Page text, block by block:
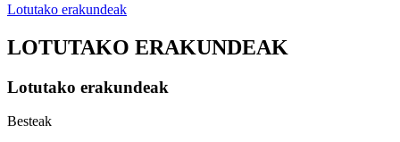
Lotutako erakundeak
LOTUTAKO ERAKUNDEAK
Lotutako erakundeak
Besteak